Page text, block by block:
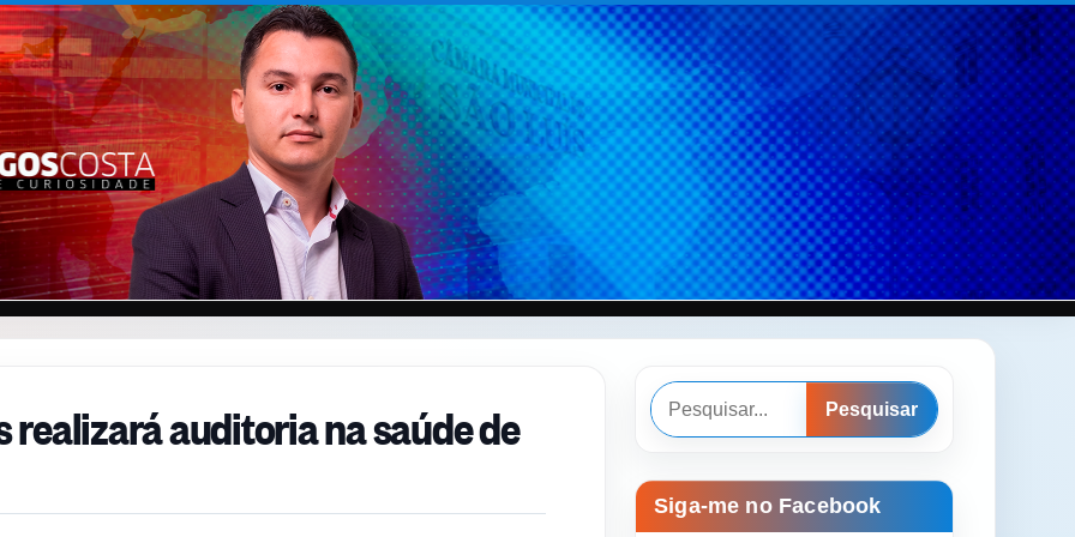
realizará auditoria na saúde de
Pesquisar
Pesquisar
Siga-me no Facebook